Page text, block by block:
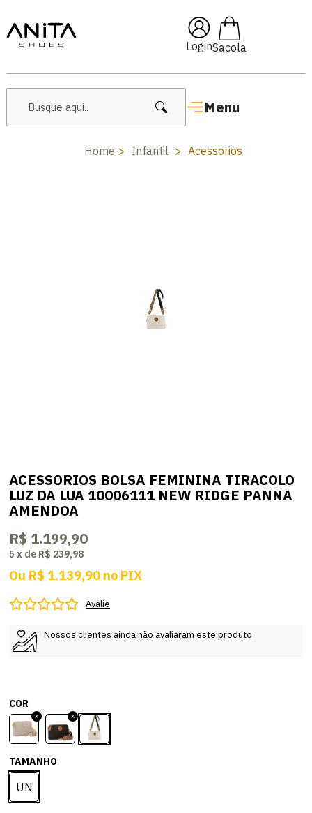
Login
Menu
🔥 Lançamentos Femininos
Home Infantil Acessorios
ACESSORIOS BOLSA FEMININA TIRACOLO
LUZ DA LUA 10006111 NEW RIDGE PANNA
AMENDOA
R$ 1.199,90
5 x de R$ 239,98
Ou R$ 1.139,90 no PIX
Avalie
Nossos clientes ainda não avaliaram este produto
COR
TAMANHO
UN